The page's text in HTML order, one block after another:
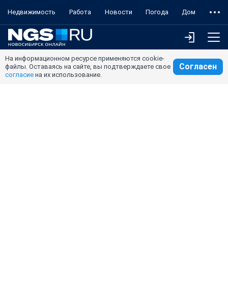
Недвижимость Работа Новости Погода Дом
На информационном ресурсе применяются cookie-
файлы. Оставаясь на сайте, вы подтверждаете свое
согласие на их использование.
Согласен